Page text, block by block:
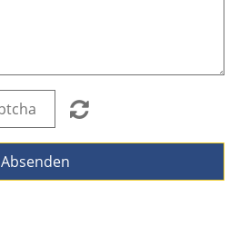
Absenden